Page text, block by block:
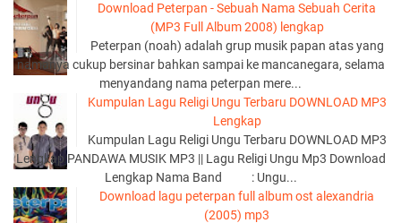
Download Peterpan - Sebuah Nama Sebuah Cerita
(MP3 Full Album 2008) lengkap
Peterpan (noah) adalah grup musik papan atas yang
namanya cukup bersinar bahkan sampai ke mancanegara, selama
menyandang nama peterpan mere...
Kumpulan Lagu Religi Ungu Terbaru DOWNLOAD MP3
Lengkap
Kumpulan Lagu Religi Ungu Terbaru DOWNLOAD MP3
Lengkap PANDAWA MUSIK MP3 || Lagu Religi Ungu Mp3 Download
Lengkap Nama Band : Ungu...
Download lagu peterpan full album ost alexandria
(2005) mp3